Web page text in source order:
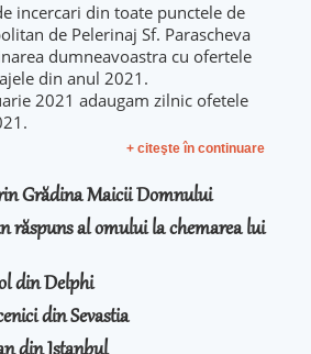
incercari din toate punctele de
de Pelerinaj Sf. Parascheva
dumneavoastra cu ofertele
din anul 2021.
2021 adaugam zilnic ofetele
+ citeşte în continuare
Grădina Maicii Domnului
răspuns al omului la chemarea lui
din Delphi
din Sevastia